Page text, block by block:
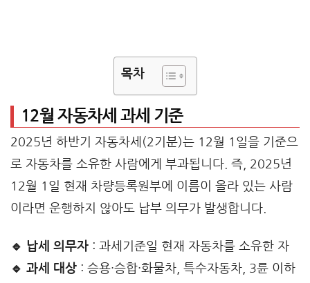
목차
12월 자동차세 과세 기준
2025년 하반기 자동차세(2기분)는 12월 1일을 기준으
로 자동차를 소유한 사람에게 부과됩니다. 즉, 2025년
12월 1일 현재 차량등록원부에 이름이 올라 있는 사람
이라면 운행하지 않아도 납부 의무가 발생합니다.
🔹 납세 의무자 : 과세기준일 현재 자동차를 소유한 자
🔹 과세 대상 : 승용·승합·화물차, 특수자동차, 3륜 이하